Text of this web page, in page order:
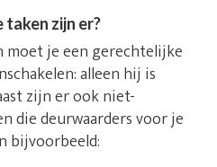
zijn er?
moet je een gerechtelijke
alleen hij is
zijn er ook niet-
die deurwaarders voor je
bijvoorbeeld: